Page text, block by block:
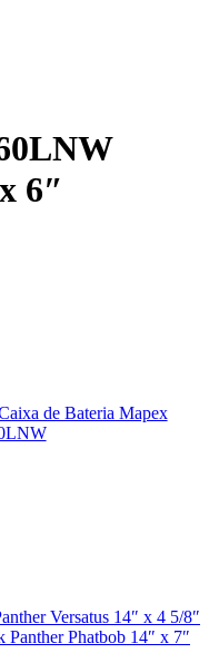
6″
de Bateria Mapex
Versatus 14″ x 4 5/8″
Phatbob 14″ x 7″